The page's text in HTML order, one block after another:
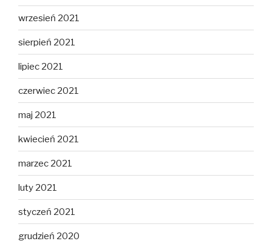
wrzesień 2021
sierpień 2021
lipiec 2021
czerwiec 2021
maj 2021
kwiecień 2021
marzec 2021
luty 2021
styczeń 2021
grudzień 2020